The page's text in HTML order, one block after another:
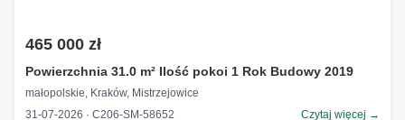
465 000 zł
Powierzchnia 31.0 m² Ilość pokoi 1 Rok Budowy 2019
małopolskie, Kraków, Mistrzejowice
31-07-2026 · C206-SM-58652
Czytaj więcej →